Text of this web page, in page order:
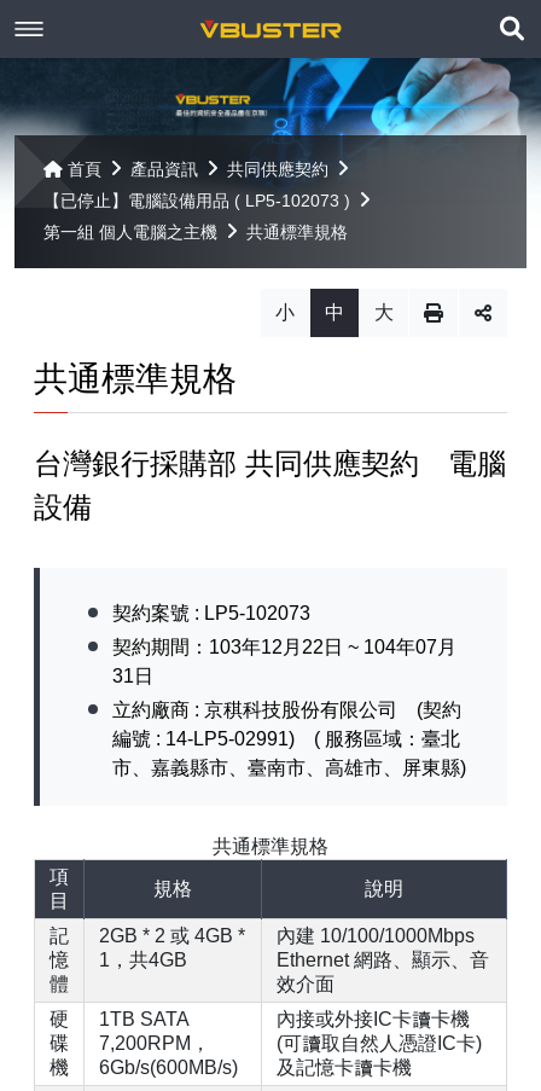
開
聯絡我們
最新消息
線上報名
產品資訊
Paragon
Open-E JovianDSS
Open-E DSS V7
Open-E DSS V7 SOHO
共同供應契約
【已停止】電腦軟體 ( LP5-102040 )
【已停止】電腦週邊設備 ( LP5-102072 )
客戶服務
網站導覽
首頁 產品資訊
共同供應契約
【已停止】電腦設備用品 ( LP5-102073 )
第一組 個人電腦之主機
共通標準規格
小 中 大
共通標準規格
台灣銀行採購部 共同供應契約 電腦
設備
契約案號 : LP5-102073
契約期間：103年12月22日 ~ 104年07月
31日
立約廠商 : 京稘科技股份有限公司 (契約
編號 : 14-LP5-02991) ( 服務區域：臺北
市、嘉義縣市、臺南市、高雄市、屏東縣)
共通標準規格
項
目
規格 說明
記
憶
體
2GB * 2 或 4GB *
1，共4GB
內建 10/100/1000Mbps
Ethernet 網路、顯示、音
效介面
硬
碟
機
1TB SATA
7,200RPM，
6Gb/s(600MB/s)
內接或外接IC卡讀卡機
(可讀取自然人憑證IC卡)
及記憶卡讀卡機